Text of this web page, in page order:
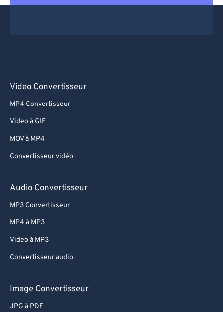
Video Convertisseur
MP4 Convertisseur
Video à GIF
MOV à MP4
Convertisseur vidéo
Audio Convertisseur
MP3 Convertisseur
MP4 à MP3
Video à MP3
Convertisseur audio
Image Convertisseur
JPG à PDF